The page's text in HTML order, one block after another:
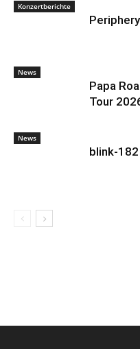
Konzertberichte
News
Papa
Tour
News
blink-